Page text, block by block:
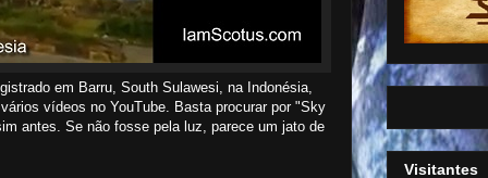
em Barru, South Sulawesi, na Indonésia,
vídeos no YouTube. Basta procurar por "Sky
antes. Se não fosse pela luz, parece um jato de
Visitantes